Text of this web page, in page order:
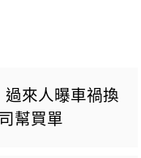
來人曝車禍換
幫買單